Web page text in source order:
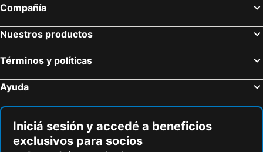
Compañía
Nuestros productos
Términos y políticas
Ayuda
Iniciá sesión y accedé a beneficios
exclusivos para socios